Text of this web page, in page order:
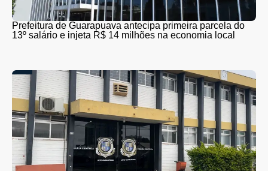
Prefeitura de Guarapuava antecipa primeira parcela do
13º salário e injeta R$ 14 milhões na economia local